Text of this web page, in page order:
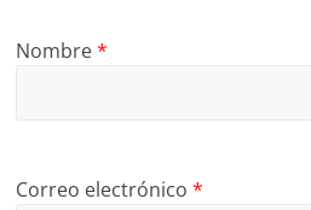
Nombre*
Correo electrónico*